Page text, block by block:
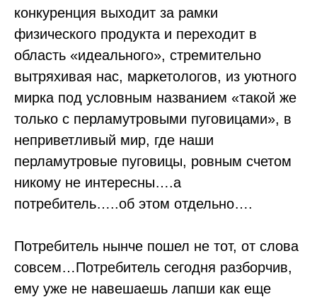
конкуренция выходит за рамки
физического продукта и переходит в
область «идеального», стремительно
вытряхивая нас, маркетологов, из уютного
мирка под условным названием «такой же
только с перламутровыми пуговицами», в
неприветливый мир, где наши
перламутровые пуговицы, ровным счетом
никому не интересны….а
потребитель…..об этом отдельно….
Потребитель нынче пошел не тот, от слова
совсем…Потребитель сегодня разборчив,
ему уже не навешаешь лапши как еще